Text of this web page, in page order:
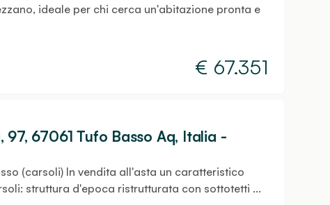
ideale per chi cerca un'abitazione pronta e
€ 67.351
67061 Tufo Basso Aq, Italia -
(carsoli) In vendita all'asta un caratteristico
struttura d'epoca ristrutturata con sottotetti ...